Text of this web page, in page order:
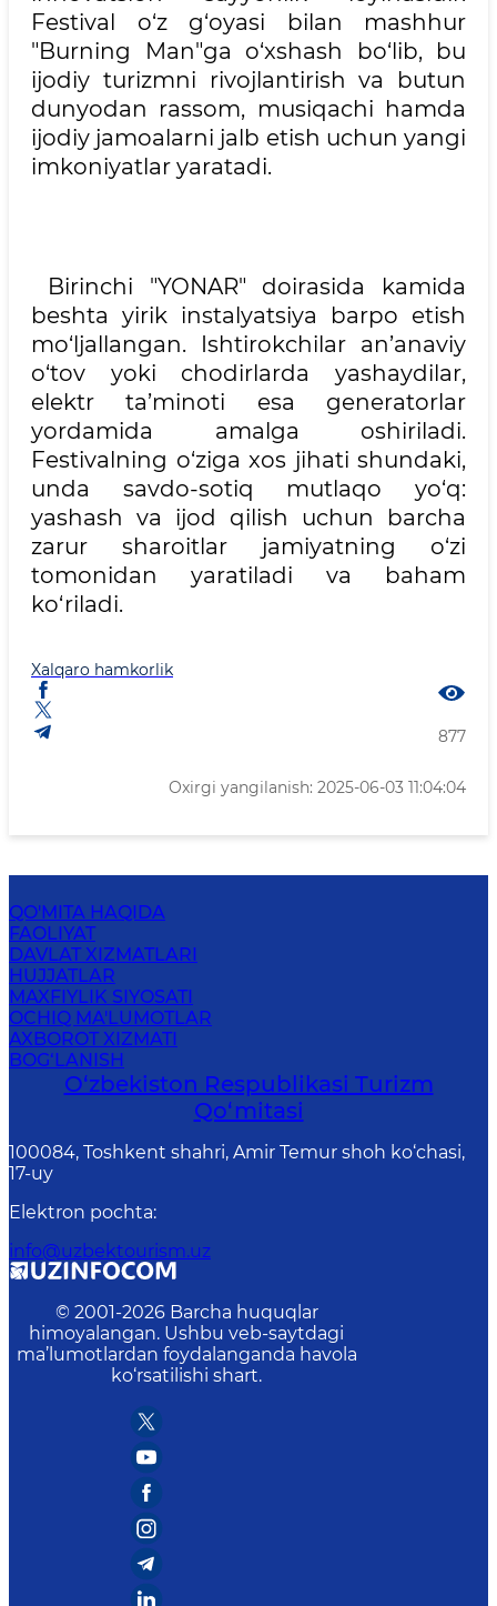
Festival o‘z g‘oyasi bilan mashhur
"Burning Man"ga o‘xshash bo‘lib, bu
ijodiy turizmni rivojlantirish va butun
dunyodan rassom, musiqachi hamda
ijodiy jamoalarni jalb etish uchun yangi
imkoniyatlar yaratadi.
Birinchi "YONAR" doirasida kamida
beshta yirik instalyatsiya barpo etish
mo‘ljallangan. Ishtirokchilar an’anaviy
o‘tov yoki chodirlarda yashaydilar,
elektr ta’minoti esa generatorlar
yordamida amalga oshiriladi.
Festivalning o‘ziga xos jihati shundaki,
unda savdo-sotiq mutlaqo yo‘q:
yashash va ijod qilish uchun barcha
zarur sharoitlar jamiyatning o‘zi
tomonidan yaratiladi va baham
ko‘riladi.
Xalqaro hamkorlik
877
Oxirgi yangilanish: 2025-06-03 11:04:04
QO'MITA HAQIDA
FAOLIYAT
DAVLAT XIZMATLARI
HUJJATLAR
MAXFIYLIK SIYOSATI
OCHIQ MA'LUMOTLAR
AXBOROT XIZMATI
BOG‘LANISH
O‘zbekiston Respublikasi Turizm
Qo‘mitasi
100084, Toshkent shahri, Amir Temur shoh ko‘chasi,
17-uy
Elektron pochta:
info@uzbektourism.uz
© 2001-2026 Barcha huquqlar
himoyalangan. Ushbu veb-saytdagi
ma’lumotlardan foydalanganda havola
ko‘rsatilishi shart.